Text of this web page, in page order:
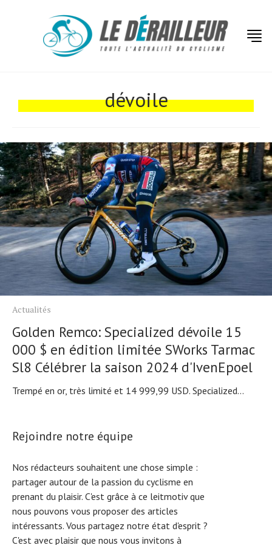
dévoile
Actualités
Golden Remco: Specialized dévoile 15
000 $ en édition limitée SWorks Tarmac
Sl8 Célébrer la saison 2024 d'IvenEpoel
Trempé en or, très limité et 14 999,99 USD. Specialized...
Rejoindre notre équipe
Nos rédacteurs souhaitent une chose simple :
partager autour de la passion du cyclisme en
prenant du plaisir. C'est grâce à ce leitmotiv que
nous pouvons vous proposer des articles
intéressants. Vous partagez notre état d'esprit ?
C'est avec plaisir que nous vous invitons à
Actualités
Tests de produits
Tendances
Tous nos articles
À propos